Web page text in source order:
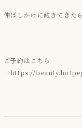
伸ばしかけに飽きてきた
ご予約はこちら
→https://